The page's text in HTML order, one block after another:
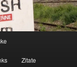
Zitate